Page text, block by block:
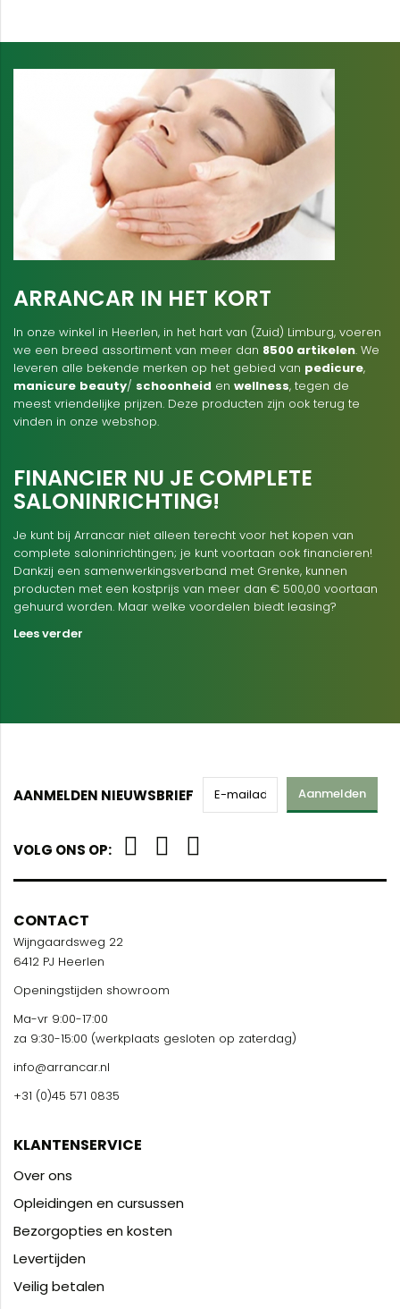
ARRANCAR IN HET KORT
In onze winkel in Heerlen, in het hart van (Zuid) Limburg, voeren
we een breed assortiment van meer dan 8500 artikelen. We
leveren alle bekende merken op het gebied van pedicure,
manicure beauty/ schoonheid en wellness, tegen de
meest vriendelijke prijzen. Deze producten zijn ook terug te
vinden in onze webshop.
FINANCIER NU JE COMPLETE
SALONINRICHTING!
Je kunt bij Arrancar niet alleen terecht voor het kopen van
complete saloninrichtingen; je kunt voortaan ook financieren!
Dankzij een samenwerkingsverband met Grenke, kunnen
producten met een kostprijs van meer dan € 500,00 voortaan
gehuurd worden. Maar welke voordelen biedt leasing?
Lees verder
AANMELDEN NIEUWSBRIEF Aanmelden
VOLG ONS OP:
CONTACT
Wijngaardsweg 22
6412 PJ Heerlen
Openingstijden showroom
Ma-vr 9:00-17:00
za 9:30-15:00 (werkplaats gesloten op zaterdag)
info@arrancar.nl
+31 (0)45 571 0835
KLANTENSERVICE
Over ons
Opleidingen en cursussen
Bezorgopties en kosten
Levertijden
Veilig betalen